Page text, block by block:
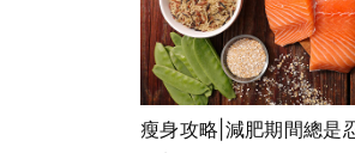
瘦身攻略|減肥期間總是